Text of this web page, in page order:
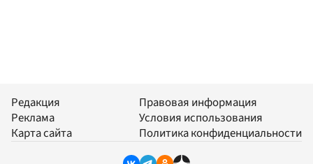
Редакция
Реклама
Карта сайта
Правовая информация
Условия использования
Политика конфиденциальности